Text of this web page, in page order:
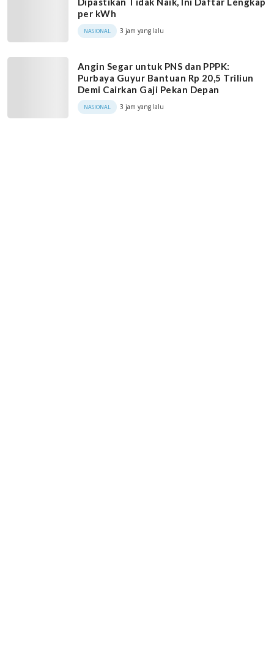
per kWh
NASIONAL 3 jam yang lalu
Angin Segar untuk PNS dan PPPK:
Purbaya Guyur Bantuan Rp 20,5 Triliun
Demi Cairkan Gaji Pekan Depan
NASIONAL 3 jam yang lalu